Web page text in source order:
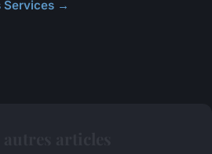
Services →